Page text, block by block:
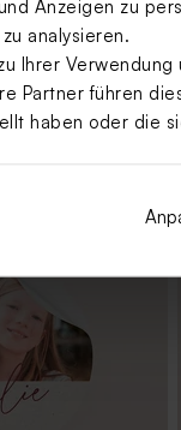
Anzeigen zu
analysieren.
Ihrer
Partner führen
haben oder die
| weiß